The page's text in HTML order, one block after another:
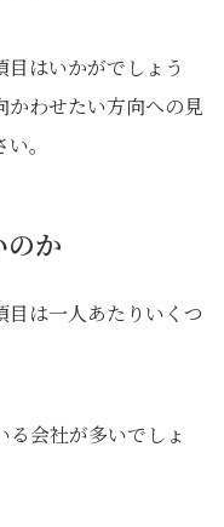
はいかがでしょう
かわせたい方向への見
。
のか
は一人あたりいくつ
会社が多いでしょ